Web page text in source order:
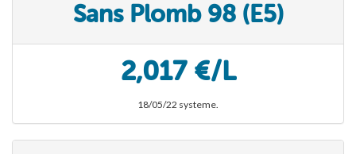
Sans Plomb 98 (E5)
2,017 €/L
18/05/22 systeme.